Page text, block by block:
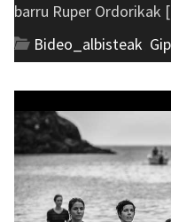
barru Ruper Ordorikak
Bideo_albisteak